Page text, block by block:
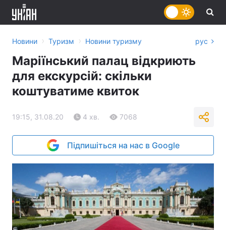
Новини › Туризм › Новини туризму рус
Маріїнський палац відкриють
для екскурсій: скільки
коштуватиме квиток
19:15, 31.08.20 4 хв. 7068
Підпишіться на нас в Google